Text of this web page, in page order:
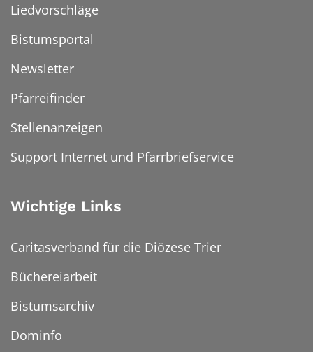
Liedvorschläge
Bistumsportal
Newsletter
Pfarreifinder
Stellenanzeigen
Support Internet und Pfarrbriefservice
Wichtige Links
Caritasverband für die Diözese Trier
Büchereiarbeit
Bistumsarchiv
Dominfo